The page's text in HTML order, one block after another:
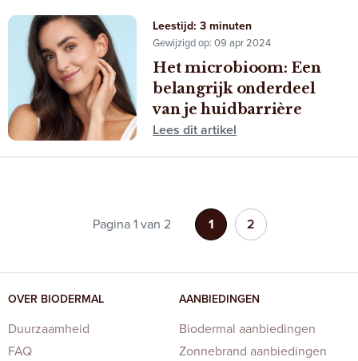
Leestijd: 3 minuten
Gewijzigd op: 09 apr 2024
Het microbioom: Een
belangrijk onderdeel
van je huidbarrière
Lees dit artikel
Pagina 1 van 2 1 2
OVER BIODERMAL
Duurzaamheid
FAQ
AANBIEDINGEN
Biodermal aanbiedingen
Zonnebrand aanbiedingen